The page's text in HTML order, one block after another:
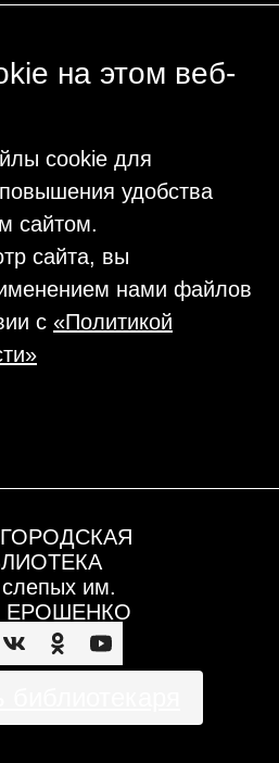
на этом веб-
cookie для
удобства
сайтом.
сайта, вы
нами файлов
с «Политикой
им.
ЕРОШЕНКО